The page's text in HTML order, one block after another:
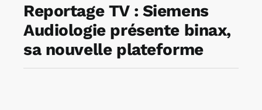
Agenda
Reportage TV : Siemens
Audiologie présente binax,
sa nouvelle plateforme